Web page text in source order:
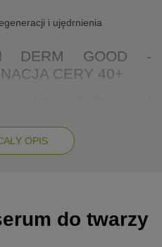
i ujędrnienia
DERM GOOD -
CERY 40+
składniki skutecznie
przywrócić prawidłową
i wesprzeć funkcje obronne
OPIS
do twarzy